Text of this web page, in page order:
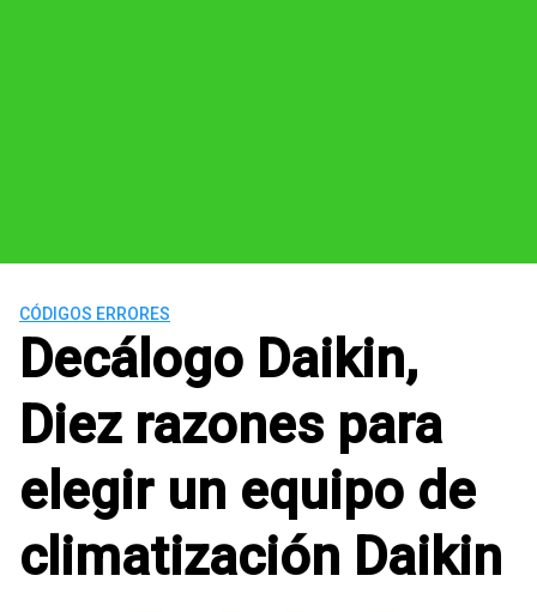
CÓDIGOS ERRORES
Decálogo Daikin,
Diez razones para
elegir un equipo de
climatización Daikin